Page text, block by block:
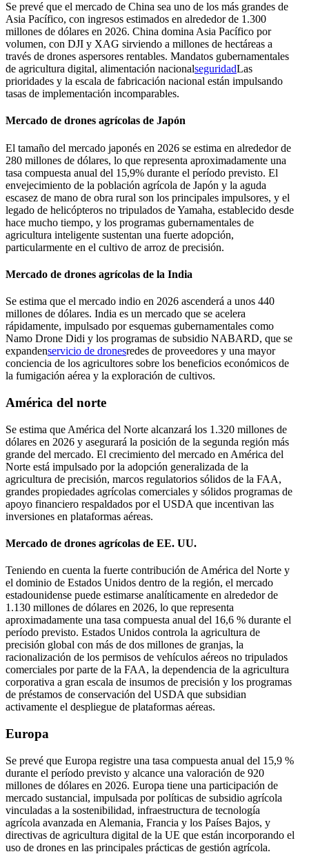
Se prevé que el mercado de China sea uno de los más grandes de
Asia Pacífico, con ingresos estimados en alrededor de 1.300
millones de dólares en 2026. China domina Asia Pacífico por
volumen, con DJI y XAG sirviendo a millones de hectáreas a
través de drones aspersores rentables. Mandatos gubernamentales
de agricultura digital, alimentación nacionalseguridadLas
prioridades y la escala de fabricación nacional están impulsando
tasas de implementación incomparables.
Mercado de drones agrícolas de Japón
El tamaño del mercado japonés en 2026 se estima en alrededor de
280 millones de dólares, lo que representa aproximadamente una
tasa compuesta anual del 15,9% durante el período previsto. El
envejecimiento de la población agrícola de Japón y la aguda
escasez de mano de obra rural son los principales impulsores, y el
legado de helicópteros no tripulados de Yamaha, establecido desde
hace mucho tiempo, y los programas gubernamentales de
agricultura inteligente sustentan una fuerte adopción,
particularmente en el cultivo de arroz de precisión.
Mercado de drones agrícolas de la India
Se estima que el mercado indio en 2026 ascenderá a unos 440
millones de dólares. India es un mercado que se acelera
rápidamente, impulsado por esquemas gubernamentales como
Namo Drone Didi y los programas de subsidio NABARD, que se
expandenservicio de dronesredes de proveedores y una mayor
conciencia de los agricultores sobre los beneficios económicos de
la fumigación aérea y la exploración de cultivos.
América del norte
Se estima que América del Norte alcanzará los 1.320 millones de
dólares en 2026 y asegurará la posición de la segunda región más
grande del mercado. El crecimiento del mercado en América del
Norte está impulsado por la adopción generalizada de la
agricultura de precisión, marcos regulatorios sólidos de la FAA,
grandes propiedades agrícolas comerciales y sólidos programas de
apoyo financiero respaldados por el USDA que incentivan las
inversiones en plataformas aéreas.
Mercado de drones agrícolas de EE. UU.
Teniendo en cuenta la fuerte contribución de América del Norte y
el dominio de Estados Unidos dentro de la región, el mercado
estadounidense puede estimarse analíticamente en alrededor de
1.130 millones de dólares en 2026, lo que representa
aproximadamente una tasa compuesta anual del 16,6 % durante el
período previsto. Estados Unidos controla la agricultura de
precisión global con más de dos millones de granjas, la
racionalización de los permisos de vehículos aéreos no tripulados
comerciales por parte de la FAA, la dependencia de la agricultura
corporativa a gran escala de insumos de precisión y los programas
de préstamos de conservación del USDA que subsidian
activamente el despliegue de plataformas aéreas.
Europa
Se prevé que Europa registre una tasa compuesta anual del 15,9 %
durante el período previsto y alcance una valoración de 920
millones de dólares en 2026. Europa tiene una participación de
mercado sustancial, impulsada por políticas de subsidio agrícola
vinculadas a la sostenibilidad, infraestructura de tecnología
agrícola avanzada en Alemania, Francia y los Países Bajos, y
directivas de agricultura digital de la UE que están incorporando el
uso de drones en las principales prácticas de gestión agrícola.